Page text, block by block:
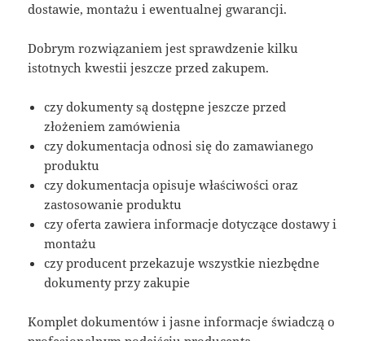
dostawie, montażu i ewentualnej gwarancji.
Dobrym rozwiązaniem jest sprawdzenie kilku
istotnych kwestii jeszcze przed zakupem.
czy dokumenty są dostępne jeszcze przed
złożeniem zamówienia
czy dokumentacja odnosi się do zamawianego
produktu
czy dokumentacja opisuje właściwości oraz
zastosowanie produktu
czy oferta zawiera informacje dotyczące dostawy i
montażu
czy producent przekazuje wszystkie niezbędne
dokumenty przy zakupie
Komplet dokumentów i jasne informacje świadczą o